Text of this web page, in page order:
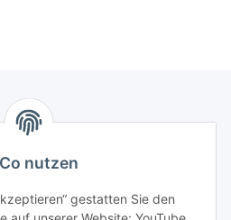
nutzen
gestatten Sie den